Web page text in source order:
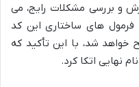
و بررسی مشکلات رایج، می
فرمول های ساختاری این کد
خواهد شد، با این تأکید که
نهایی اتکا کرد.